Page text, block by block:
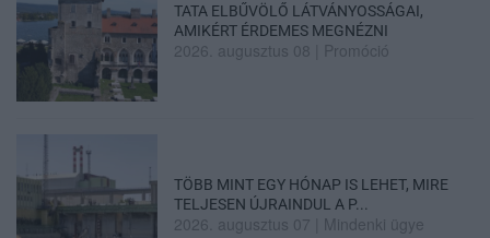
TATA ELBŰVÖLŐ LÁTVÁNYOSSÁGAI,
AMIKÉRT ÉRDEMES MEGNÉZNI
2026. augusztus 08 Promóció
TÖBB MINT EGY HÓNAP IS LEHET, MIRE
TELJESEN ÚJRAINDUL A P...
2026. augusztus 07 Mindenki ügye